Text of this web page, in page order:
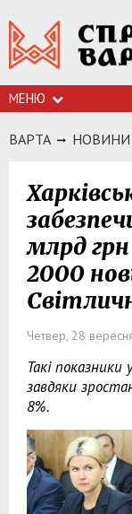
МЕНЮ
ВАРТА НОВИНИ
млрд
2000
Четвер, 28
Такі показники
завдяки
8%.